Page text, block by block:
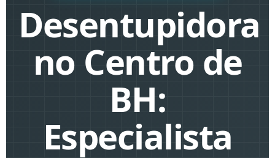
Desentupidora
no Centro de
BH:
Especialista